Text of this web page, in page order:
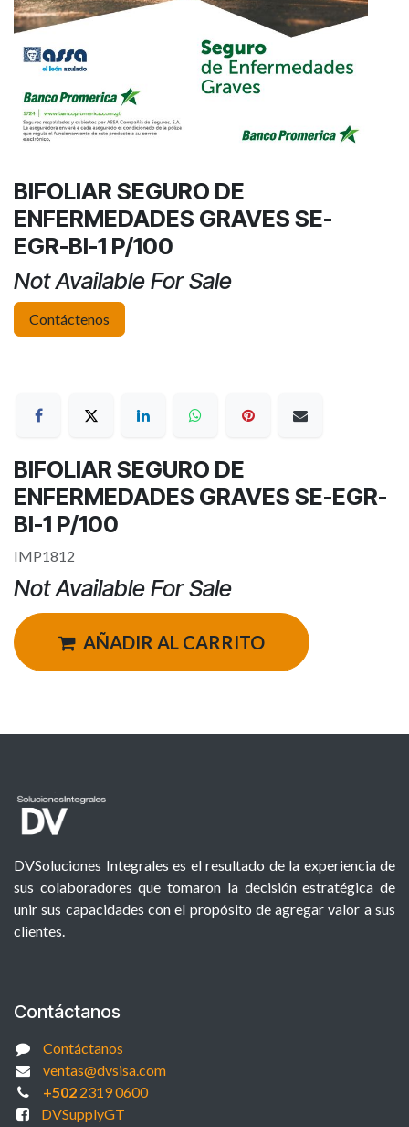
BIFOLIAR SEGURO DE
ENFERMEDADES GRAVES SE-
EGR-BI-1 P/100
Not Available For Sale
Contáctenos
BIFOLIAR SEGURO DE
ENFERMEDADES GRAVES SE-EGR-
BI-1 P/100
IMP1812
Not Available For Sale
AÑADIR AL CARRITO
DVSoluciones Integrales es el resultado de la experiencia de
sus colaboradores que tomaron la decisión estratégica de
unir sus capacidades con el propósito de agregar valor a sus
clientes.
Contáctanos
Contáctanos
ventas@dvsisa.com
+5022319 0600
DVSupplyGT